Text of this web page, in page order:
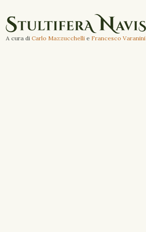
A cura di Carlo Mazzucchelli e Francesco Varanini